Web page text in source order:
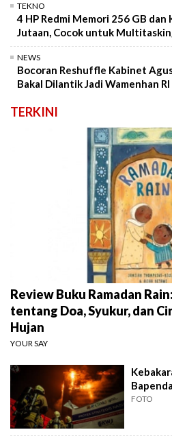
TEKNO
4 HP Redmi Memori 256 GB dan
Jutaan, Cocok untuk
NEWS
Bocoran Reshuffle Kabinet
Bakal Dilantik Jadi Wamenhan RI
TERKINI
Review Buku Ramadan
tentang Doa, Syukur, dan
Hujan
YOUR SAY
FOTO